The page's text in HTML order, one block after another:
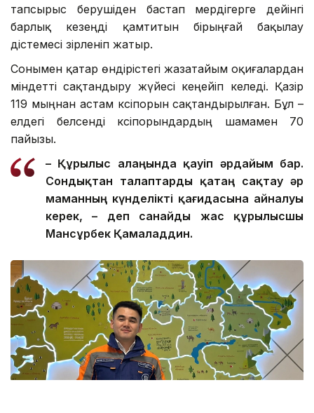
тапсырыс берушіден бастап мердігерге дейінгі
барлық кезеңді қамтитын бірыңғай бақылау
әдістемесі әзірленіп жатыр.
Сонымен қатар өндірістегі жазатайым оқиғалардан
міндетті сақтандыру жүйесі кеңейіп келеді. Қазір
119 мыңнан астам кәсіпорын сақтандырылған. Бұл –
елдегі белсенді кәсіпорындардың шамамен 70
пайызы.
– Құрылыс алаңында қауіп әрдайым бар.
Сондықтан талаптарды қатаң сақтау әр
маманның күнделікті қағидасына айналуы
керек, – деп санайды жас құрылысшы
Мансұрбек Қамаладдин.